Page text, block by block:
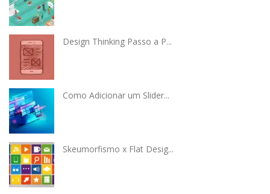
Design Thinking Passo a P...
Como Adicionar um Slider...
Skeumorfismo x Flat Desig...